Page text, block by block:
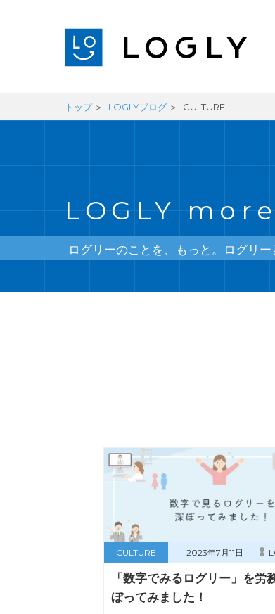
トップ LOGLYブログ CULTURE
LOGLY
ログリーのことを、もっと。ログリ
CULTURE 2023年7月11日
「数字でみるログリー」を労
ぼってみました！